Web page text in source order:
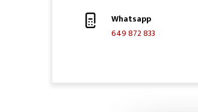
Whatsapp
649 872 833